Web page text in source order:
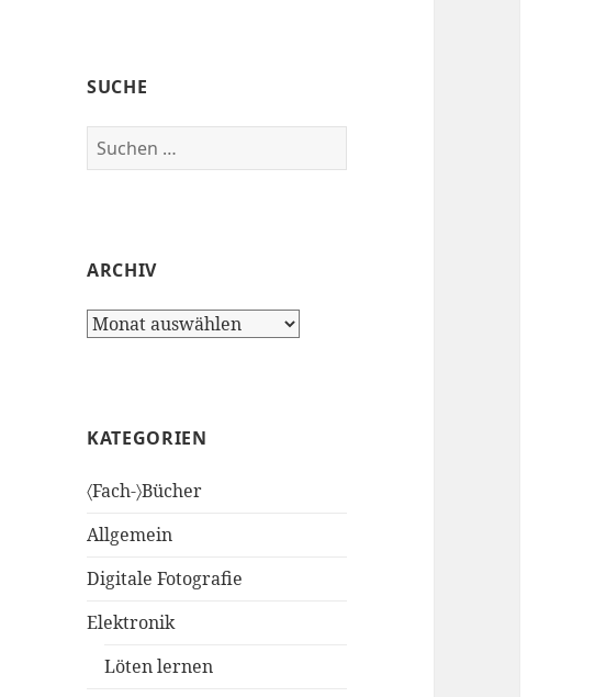
SUCHE
Suchen
nach:
ARCHIV
Archiv
KATEGORIEN
〈Fach-〉Bücher
Allgemein
Digitale Fotografie
Elektronik
Löten lernen